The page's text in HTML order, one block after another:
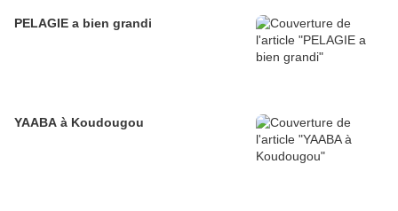
PELAGIE a bien grandi
YAABA à Koudougou